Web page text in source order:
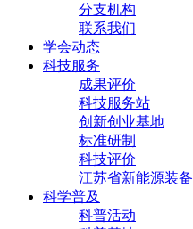
分支机构
联系我们
学会动态
科技服务
成果评价
科技服务站
创新创业基地
标准研制
科技评价
江苏省新能源装
科学普及
科普活动